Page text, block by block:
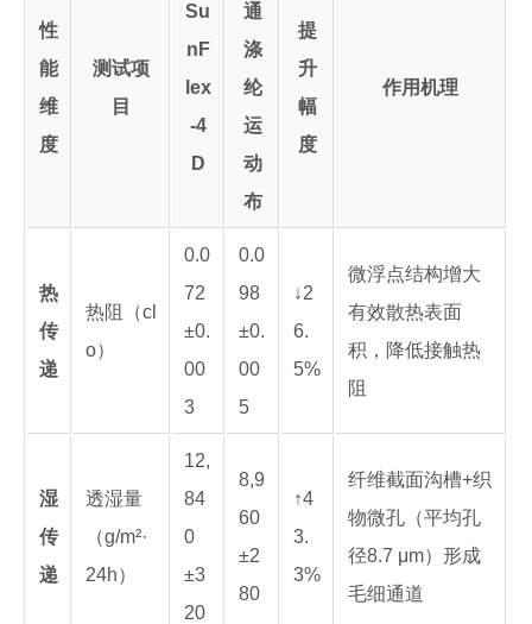
性
能
维
度
测试项
目
Su
nF
lex
-4
D
通
涤
纶
运
动
布
提
升
幅
度
作用机理
热
传
递
热阻（cl
o）
0.0
72
±0.
00
3
0.0
98
±0.
00
5
↓2
6.
5%
微浮点结构增大
有效散热表面
积，降低接触热
阻
湿
传
递
透湿量
（g/m²·
24h）
12,
84
0
±3
20
8,9
60
±2
80
↑4
3.
3%
纤维截面沟槽+织
物微孔（平均孔
径8.7 μm）形成
毛细通道